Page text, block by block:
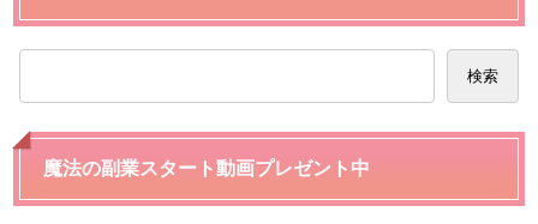
検索
魔法の副業スタート動画プレゼント中